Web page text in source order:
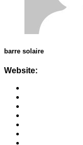
barre solaire
Website: